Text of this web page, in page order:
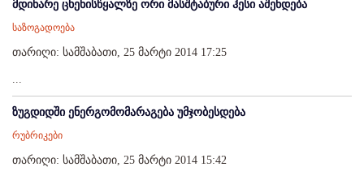
მდინარე ცხენისწყალზე ორი მასშტაბური ჰესი აშენდება
საზოგადოება
თარიღი: სამშაბათი, 25 მარტი 2014 17:25
...
ზუგდიდში ენერგომომარაგება უმჯობესდება
რუბრიკები
თარიღი: სამშაბათი, 25 მარტი 2014 15:42